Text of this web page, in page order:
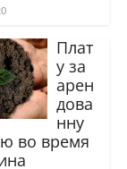
Плат
у за
арен
дова
нну
во время